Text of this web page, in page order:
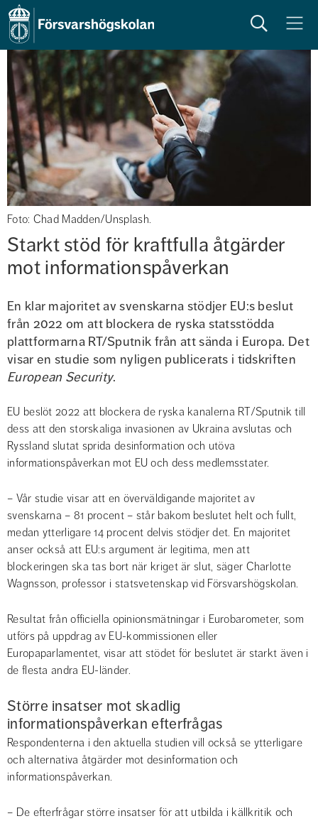
Sök Meny
Foto: Chad Madden/Unsplash.
Starkt stöd för kraftfulla åtgärder
mot informationspåverkan
En klar majoritet av svenskarna stödjer EU:s beslut
från 2022 om att blockera de ryska statsstödda
plattformarna RT/Sputnik från att sända i Europa. Det
European Security.
EU beslöt 2022 att blockera de ryska kanalerna RT/Sputnik till
dess att den storskaliga invasionen av Ukraina avslutas och
Ryssland slutat sprida desinformation och utöva
informationspåverkan mot EU och dess medlemsstater.
– Vår studie visar att en överväldigande majoritet av
svenskarna – 81 procent – står bakom beslutet helt och fullt,
medan ytterligare 14 procent delvis stödjer det. En majoritet
anser också att EU:s argument är legitima, men att
blockeringen ska tas bort när kriget är slut, säger Charlotte
Wagnsson, professor i statsvetenskap vid Försvarshögskolan.
Resultat från officiella opinionsmätningar i Eurobarometer, som
utförs på uppdrag av EU-kommissionen eller
Europaparlamentet, visar att stödet för beslutet är starkt även i
de flesta andra EU-länder.
Större insatser mot skadlig
informationspåverkan efterfrågas
Respondenterna i den aktuella studien vill också se ytterligare
och alternativa åtgärder mot desinformation och
informationspåverkan.
– De efterfrågar större insatser för att utbilda i källkritik och